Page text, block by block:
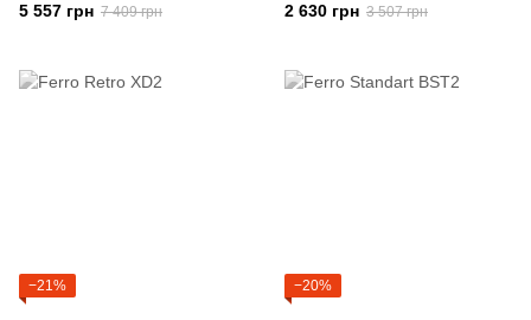
5 557 грн 7 409 грн 2 630 грн 3 507 грн
−21% −20%